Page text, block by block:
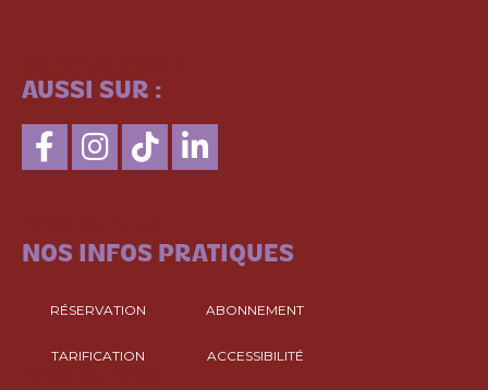
AUSSI SUR :
NOS INFOS PRATIQUES
RÉSERVATION ABONNEMENT
TARIFICATION ACCESSIBILITÉ